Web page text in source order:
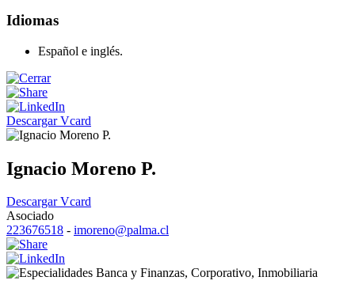
Idiomas
Español e inglés.
Descargar Vcard
Ignacio Moreno P.
Descargar Vcard
Asociado
223676518 - imoreno@palma.cl
Banca y Finanzas, Corporativo, Inmobiliaria